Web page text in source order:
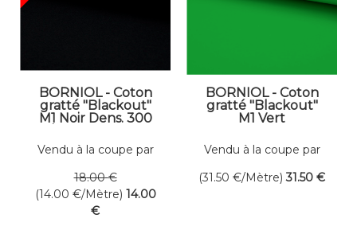
BORNIOL - Coton
gratté "Blackout"
M1 Noir Dens. 300
Occultant
Vendu à la coupe par
18.00 €
(14.00 €/Mètre) 14.00
€
BORNIOL - Coton
gratté "Blackout"
M1 Vert
"Greenbox" Dens.
300 gr/m² Larg. 300
cm Occultant
Vendu à la coupe par
(31.50 €/Mètre) 31.50 €